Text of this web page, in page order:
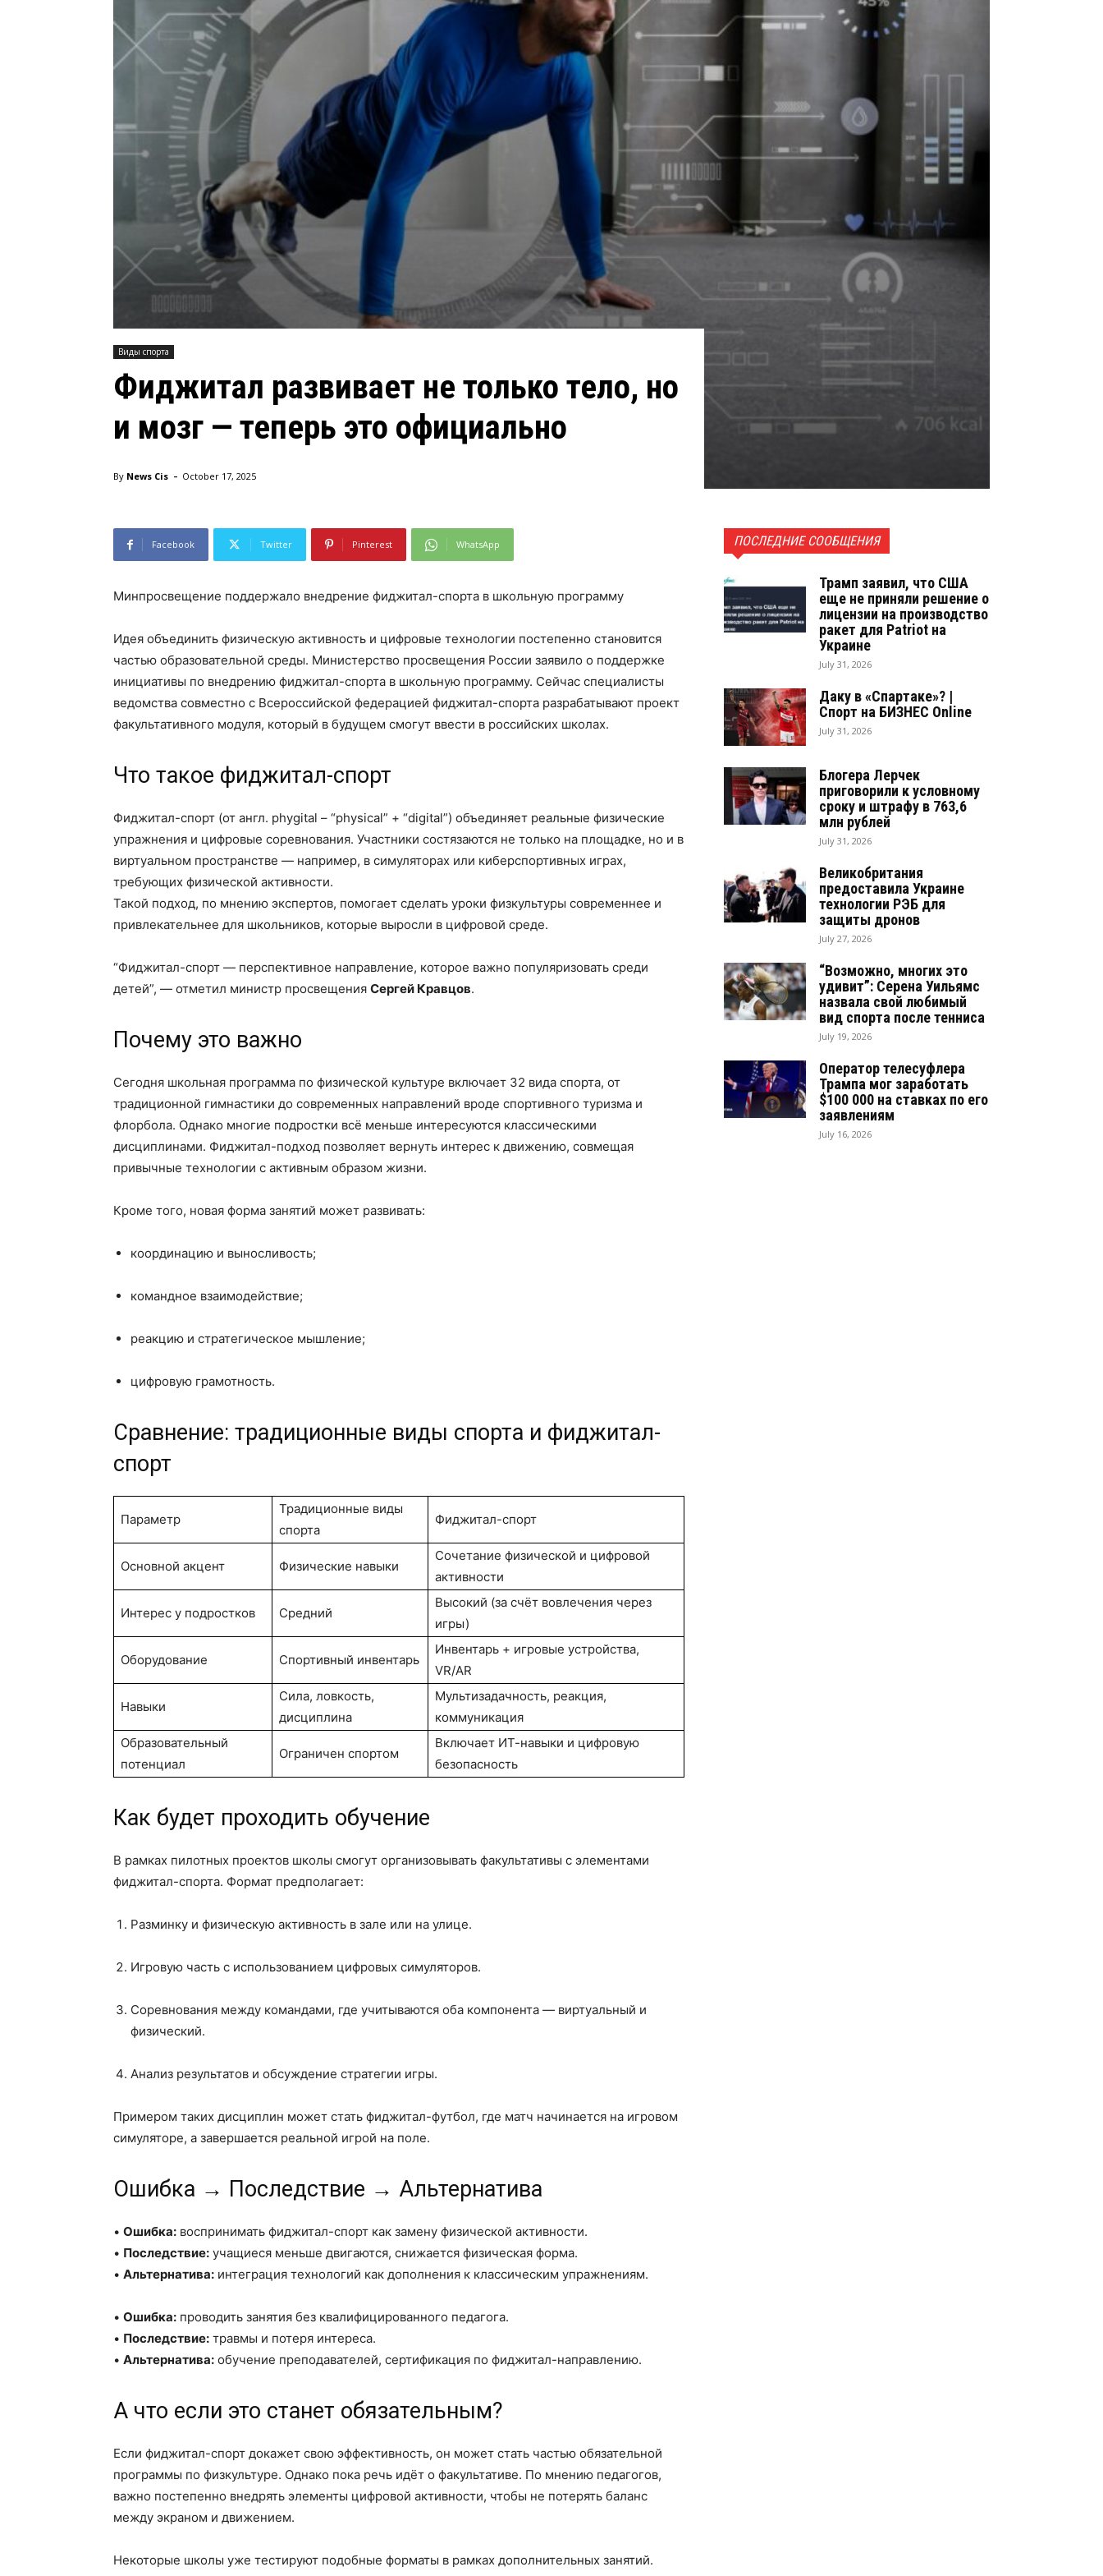
Виды спорта
Фиджитал развивает не только тело, но
и мозг — теперь это официально
By News Cis - October 17, 2025
Facebook Twitter Pinterest WhatsApp
Минпросвещение поддержало внедрение фиджитал-спорта в школьную программу
Идея объединить физическую активность и цифровые технологии постепенно становится
частью образовательной среды. Министерство просвещения России заявило о поддержке
инициативы по внедрению фиджитал-спорта в школьную программу. Сейчас специалисты
ведомства совместно с Всероссийской федерацией фиджитал-спорта разрабатывают проект
факультативного модуля, который в будущем смогут ввести в российских школах.
Что такое фиджитал-спорт
Фиджитал-спорт (от англ. phygital – “physical” + “digital”) объединяет реальные физические
упражнения и цифровые соревнования. Участники состязаются не только на площадке, но и в
виртуальном пространстве — например, в симуляторах или киберспортивных играх,
требующих физической активности.
Такой подход, по мнению экспертов, помогает сделать уроки физкультуры современнее и
привлекательнее для школьников, которые выросли в цифровой среде.
“Фиджитал-спорт — перспективное направление, которое важно популяризовать среди
детей”, — отметил министр просвещения Сергей Кравцов.
Почему это важно
Сегодня школьная программа по физической культуре включает 32 вида спорта, от
традиционной гимнастики до современных направлений вроде спортивного туризма и
флорбола. Однако многие подростки всё меньше интересуются классическими
дисциплинами. Фиджитал-подход позволяет вернуть интерес к движению, совмещая
привычные технологии с активным образом жизни.
Кроме того, новая форма занятий может развивать:
координацию и выносливость;
командное взаимодействие;
реакцию и стратегическое мышление;
цифровую грамотность.
Сравнение: традиционные виды спорта и фиджитал-
спорт
Параметр
Традиционные виды
спорта
Фиджитал-спорт
Основной акцент Физические навыки
Сочетание физической и цифровой
активности
Интерес у подростков Средний
Высокий (за счёт вовлечения через
игры)
Оборудование Спортивный инвентарь
Инвентарь + игровые устройства,
VR/AR
Навыки
Сила, ловкость,
дисциплина
Мультизадачность, реакция,
коммуникация
Образовательный
потенциал
Ограничен спортом
Включает ИТ-навыки и цифровую
безопасность
Как будет проходить обучение
В рамках пилотных проектов школы смогут организовывать факультативы с элементами
фиджитал-спорта. Формат предполагает:
Разминку и физическую активность в зале или на улице.
Игровую часть с использованием цифровых симуляторов.
Соревнования между командами, где учитываются оба компонента — виртуальный и
физический.
Анализ результатов и обсуждение стратегии игры.
Примером таких дисциплин может стать фиджитал-футбол, где матч начинается на игровом
симуляторе, а завершается реальной игрой на поле.
Ошибка → Последствие → Альтернатива
• Ошибка: воспринимать фиджитал-спорт как замену физической активности.
• Последствие: учащиеся меньше двигаются, снижается физическая форма.
• Альтернатива: интеграция технологий как дополнения к классическим упражнениям.
• Ошибка: проводить занятия без квалифицированного педагога.
• Последствие: травмы и потеря интереса.
• Альтернатива: обучение преподавателей, сертификация по фиджитал-направлению.
А что если это станет обязательным?
Если фиджитал-спорт докажет свою эффективность, он может стать частью обязательной
программы по физкультуре. Однако пока речь идёт о факультативе. По мнению педагогов,
важно постепенно внедрять элементы цифровой активности, чтобы не потерять баланс
между экраном и движением.
Некоторые школы уже тестируют подобные форматы в рамках дополнительных занятий.
ПОСЛЕДНИЕ СООБЩЕНИЯ
Трамп заявил, что США
еще не приняли решение о
лицензии на производство
ракет для Patriot на
Украине
July 31, 2026
Даку в «Спартаке»? |
Спорт на БИЗНЕС Online
July 31, 2026
Блогера Лерчек
приговорили к условному
сроку и штрафу в 763,6
млн рублей
July 31, 2026
Великобритания
предоставила Украине
технологии РЭБ для
защиты дронов
July 27, 2026
“Возможно, многих это
удивит”: Серена Уильямс
назвала свой любимый
вид спорта после тенниса
July 19, 2026
Оператор телесуфлера
Трампа мог заработать
$100 000 на ставках по его
заявлениям
July 16, 2026